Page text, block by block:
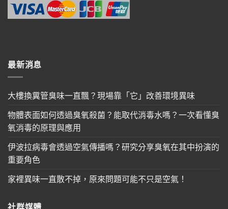
最新消息
大樓換糞管臭味一直飄？現場靠「它」改善環境異味
物體表面如何透過臭氧殺菌？能取代消毒水嗎？一次看懂臭
氧消毒的原理與應用
伊波拉病毒會透過空氣傳播嗎？研究分享臭氧在其中扮演的
重要角色
家裡異味一直散不掉，原來問題可能不只是空氣！
社群媒體